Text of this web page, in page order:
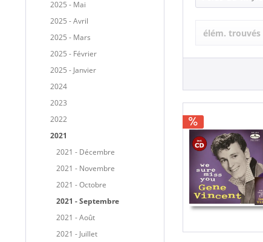
2025 - Mai
2025 - Avril
2025 - Mars
2025 - Février
2025 - Janvier
2024
2023
2022
2021
2021 - Décembre
2021 - Novembre
2021 - Octobre
2021 - Septembre
2021 - Août
2021 - Juillet
Limited
élém. trouvés